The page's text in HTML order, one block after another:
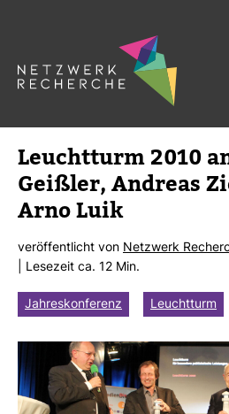
Leucht­turm 2010
Geißler, Andreas
Arno Luik
ver­öf­fent­licht von Netz­werk
| Lese­zeit ca. 12 Min.
Jahreskonferenz Leuchtturm